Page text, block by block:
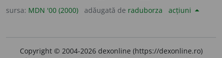
sursa: MDN '00 (2000) adăugată de raduborza acțiuni
Copyright © 2004-2026 dexonline (https://dexonline.ro)